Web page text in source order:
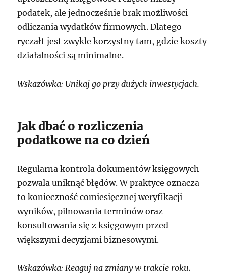
podatek, ale jednocześnie brak możliwości
odliczania wydatków firmowych. Dlatego
ryczałt jest zwykle korzystny tam, gdzie koszty
działalności są minimalne.
Wskazówka: Unikaj go przy dużych inwestycjach.
Jak dbać o rozliczenia
podatkowe na co dzień
Regularna kontrola dokumentów księgowych
pozwala uniknąć błędów. W praktyce oznacza
to konieczność comiesięcznej weryfikacji
wyników, pilnowania terminów oraz
konsultowania się z księgowym przed
większymi decyzjami biznesowymi.
Wskazówka: Reaguj na zmiany w trakcie roku.